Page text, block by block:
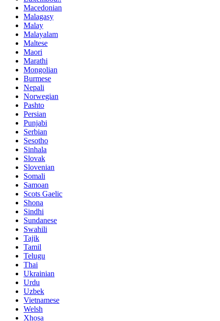
Macedonian
Malagasy
Malay
Malayalam
Maltese
Maori
Marathi
Mongolian
Burmese
Nepali
Norwegian
Pashto
Persian
Punjabi
Serbian
Sesotho
Sinhala
Slovak
Slovenian
Somali
Samoan
Scots Gaelic
Shona
Sindhi
Sundanese
Swahili
Tajik
Tamil
Telugu
Thai
Ukrainian
Urdu
Uzbek
Vietnamese
Welsh
Xhosa